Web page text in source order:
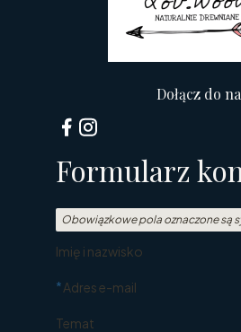
Dołącz do
Formularz
Obowiązkowe pola oznaczone są
Imię i nazwisko
*Adres e-mail
Temat